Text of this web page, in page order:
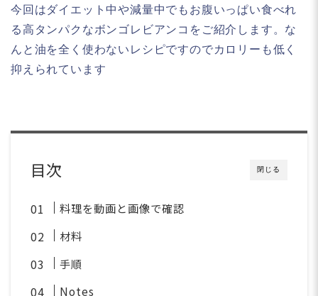
今回はダイエット中や減量中でもお腹いっぱい食べれ
る高タンパクなボンゴレビアンコをご紹介します。な
んと油を全く使わないレシピですのでカロリーも低く
抑えられています
閉じる
目次
料理を動画と画像で確認
材料
手順
Notes